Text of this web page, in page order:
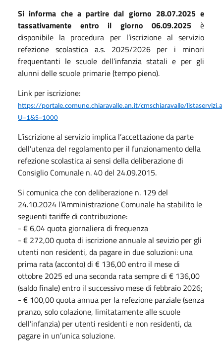
Si informa che a partire dal giorno 28.07.2025 e
tassativamente entro il giorno 06.09.2025 è
disponibile la procedura per l’iscrizione al servizio
refezione scolastica a.s. 2025/2026 per i minori
frequentanti le scuole dell’infanzia statali e per gli
alunni delle scuole primarie (tempo pieno).
Link per iscrizione:
https://portale.comune.chiaravalle.an.it/cmschiaravalle/
U=1&S=1000
L’iscrizione al servizio implica l’accettazione da parte
dell’utenza del regolamento per il funzionamento della
refezione scolastica ai sensi della deliberazione di
Consiglio Comunale n. 40 del 24.09.2015.
Si comunica che con deliberazione n. 129 del
24.10.2024 l’Amministrazione Comunale ha stabilito le
seguenti tariffe di contribuzione:
- € 6,04 quota giornaliera di frequenza
- € 272,00 quota di iscrizione annuale al sevizio per gli
utenti non residenti, da pagare in due soluzioni: una
prima rata (acconto) di € 136,00 entro il mese di
ottobre 2025 ed una seconda rata sempre di € 136,00
(saldo finale) entro il successivo mese di febbraio 2026;
- € 100,00 quota annua per la refezione parziale (senza
pranzo, solo colazione, limitatamente alle scuole
dell’infanzia) per utenti residenti e non residenti, da
pagare in un’unica soluzione.